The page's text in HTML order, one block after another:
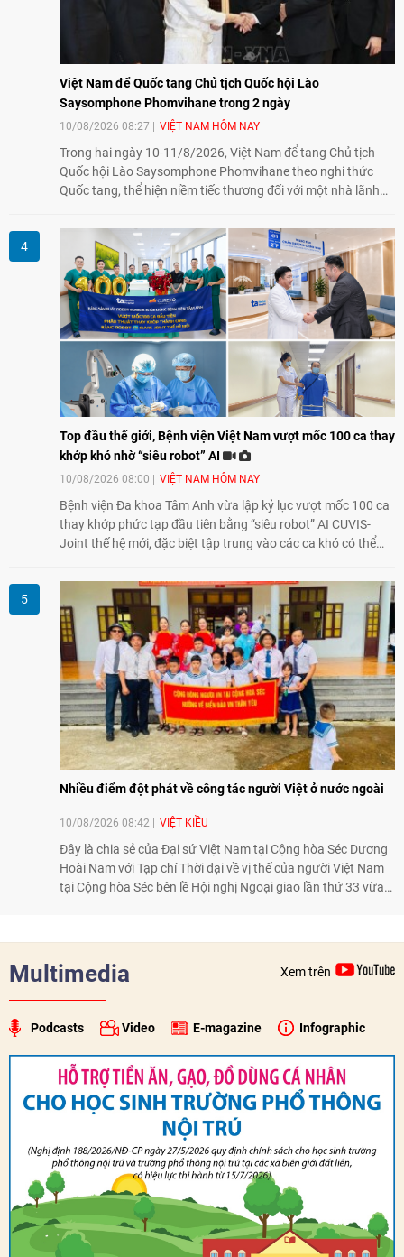
Việt Nam để Quốc tang Chủ tịch Quốc hội Lào
Saysomphone Phomvihane trong 2 ngày
10/08/2026 08:27 VIỆT NAM HÔM NAY
Trong hai ngày 10-11/8/2026, Việt Nam để tang Chủ tịch
Quốc hội Lào Saysomphone Phomvihane theo nghi thức
Quốc tang, thể hiện niềm tiếc thương đối với một nhà lãnh
nghị vĩ đại, đoàn kết đặc biệt Việt Nam - Lào.
Top đầu thế giới, Bệnh viện Việt Nam vượt mốc 100 ca thay
khớp khó nhờ “siêu robot” AI
10/08/2026 08:00 VIỆT NAM HÔM NAY
Bệnh viện Đa khoa Tâm Anh vừa lập kỷ lục vượt mốc 100 ca
thay khớp phức tạp đầu tiên bằng “siêu robot” AI CUVIS-
Joint thế hệ mới, đặc biệt tập trung vào các ca khó có thể
mở ra cơ hội mới cho nhiều người bệnh đang đối mặt nguy
cơ “tàn phế”.
Nhiều điểm đột phát về công tác người Việt ở nước ngoài
10/08/2026 08:42 VIỆT KIỀU
Đây là chia sẻ của Đại sứ Việt Nam tại Cộng hòa Séc Dương
Hoài Nam với Tạp chí Thời đại về vị thế của người Việt Nam
tại Cộng hòa Séc bên lề Hội nghị Ngoại giao lần thứ 33 vừa
Multimedia Xem trên
Podcasts Video E-magazine Infographic